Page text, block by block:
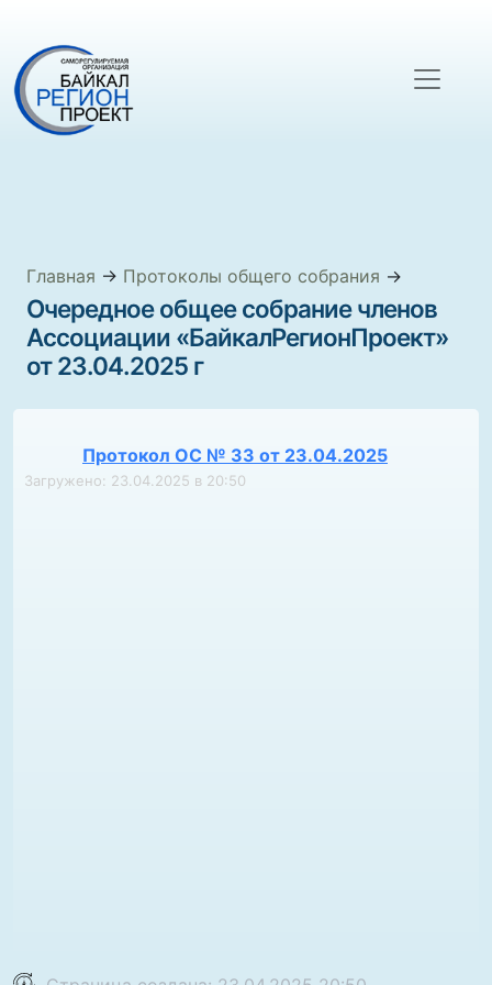
Главная → Протоколы общего собрания →
Очередное общее собрание членов
Ассоциации «БайкалРегионПроект»
от 23.04.2025 г
Протокол ОС № 33 от 23.04.2025
Загружено: 23.04.2025 в 20:50